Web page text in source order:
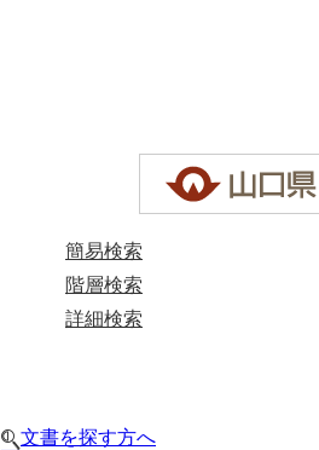
簡易検索
階層検索
詳細検索
文書を探す方へ